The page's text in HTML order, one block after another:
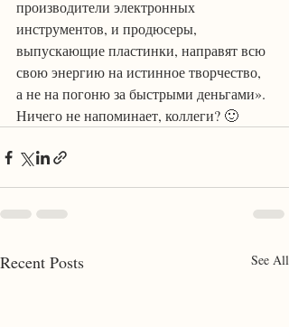
производители электронных
инструментов, и продюсеры,
выпускающие пластинки, направят всю
свою энергию на истинное творчество,
а не на погоню за быстрыми деньгами».
Ничего не напоминает, коллеги? 🙂
Recent Posts See All